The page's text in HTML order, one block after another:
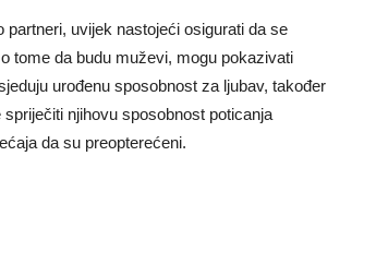
uvijek nastojeći osigurati da se
tome da budu muževi, mogu pokazivati
urođenu sposobnost za ljubav, također
njihovu sposobnost poticanja
da su preopterećeni.